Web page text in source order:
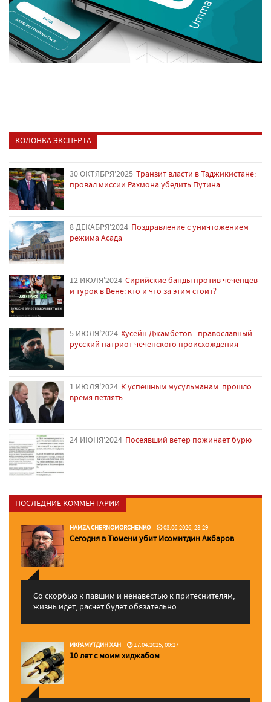
КОЛОНКА ЭКСПЕРТА
30 ОКТЯБРЯ'2025 Транзит власти в Таджикистане:
провал миссии Рахмона убедить Путина
8 ДЕКАБРЯ'2024 Поздравление с уничтожением
режима Асада
12 ИЮЛЯ'2024 Сирийские банды против чеченцев
и турок в Вене: кто и что за этим стоит?
5 ИЮЛЯ'2024 Хусейн Джамбетов - православный
русский патриот чеченского происхождения
1 ИЮЛЯ'2024 К успешным мусульманам: прошло
время петлять
24 ИЮНЯ'2024 Посеявший ветер пожинает бурю
ПОСЛЕДНИЕ КОММЕНТАРИИ
HAMZA CHERNOMORCHENKO 03.06.2026, 23:29
Сегодня в Тюмени убит Исомитдин Акбаров
Со скорбью к павшим и ненавестью к притеснителям,
жизнь идет, расчет будет обязательно. ...
ИКРАМУТДИН ХАН 17.04.2025, 00:27
10 лет с моим хиджабом